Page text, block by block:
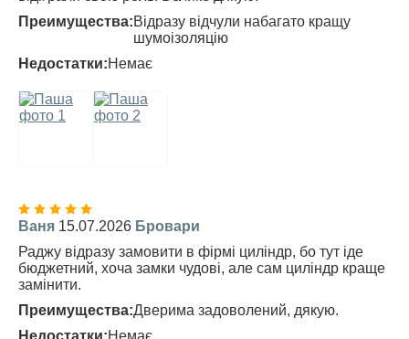
Преимущества:Відразу відчули набагато кращу
шумоізоляцію
Недостатки:Немає
Ваня 15.07.2026 Бровари
Раджу відразу замовити в фірмі циліндр, бо тут іде
бюджетний, хоча замки чудові, але сам циліндр краще
замінити.
Преимущества:Дверима задоволений, дякую.
Недостатки:Немає